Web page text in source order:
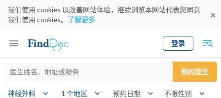
我们使用 cookies 以改善网站体验，继续浏览本网站代表您同意
我们使用 cookies。 了解更多
登录
Keyword 预约医生
神经外科 1 个地区 预约日期